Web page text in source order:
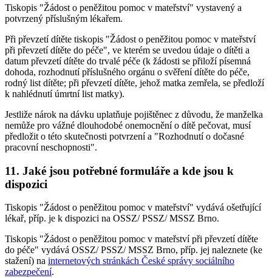
Tiskopis "Žádost o peněžitou pomoc v mateřství" vystavený a
potvrzený příslušným lékařem.
Při převzetí dítěte tiskopis "Žádost o peněžitou pomoc v mateřství
při převzetí dítěte do péče", ve kterém se uvedou údaje o dítěti a
datum převzetí dítěte do trvalé péče (k žádosti se přiloží písemná
dohoda, rozhodnutí příslušného orgánu o svěření dítěte do péče,
rodný list dítěte; při převzetí dítěte, jehož matka zemřela, se předloží
k nahlédnutí úmrtní list matky).
Jestliže nárok na dávku uplatňuje pojištěnec z důvodu, že manželka
nemůže pro vážné dlouhodobé onemocnění o dítě pečovat, musí
předložit o této skutečnosti potvrzení a "Rozhodnutí o dočasné
pracovní neschopnosti".
11. Jaké jsou potřebné formuláře a kde jsou k
dispozici
Tiskopis "Žádost o peněžitou pomoc v mateřství" vydává ošetřující
lékař, příp. je k dispozici na OSSZ/ PSSZ/ MSSZ Brno.
Tiskopis "Žádost o peněžitou pomoc v mateřství při převzetí dítěte
do péče" vydává OSSZ/ PSSZ/ MSSZ Brno, příp. jej naleznete (ke
stažení) na internetových stránkách České správy sociálního
zabezpečení.